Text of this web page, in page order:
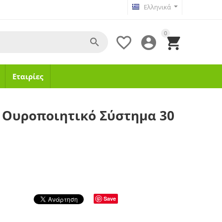
Ελληνικά
0




Εταιρίες
Σύστημα 30
Save